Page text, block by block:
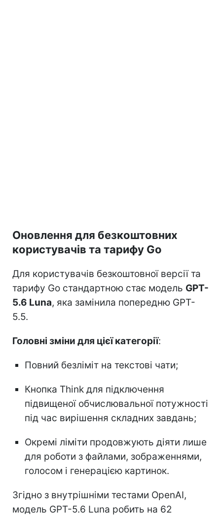
Оновлення для безкоштовних
користувачів та тарифу Go
Для користувачів безкоштовної версії та
тарифу Go стандартною стає модель GPT-
5.6 Luna, яка замінила попередню GPT-
5.5.
Головні зміни для цієї категорії:
Повний безліміт на текстові чати;
Кнопка Think для підключення
підвищеної обчислювальної потужності
під час вирішення складних завдань;
Окремі ліміти продовжують діяти лише
для роботи з файлами, зображеннями,
голосом і генерацією картинок.
Згідно з внутрішніми тестами OpenAI,
модель GPT-5.6 Luna робить на 62